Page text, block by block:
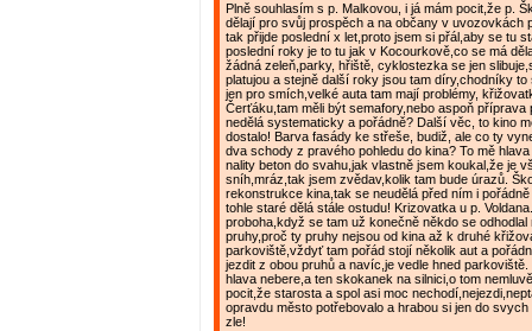
Plně souhlasím s p. Malkovou, i já mám pocit,že p.
dělají pro svůj prospěch a na občany v uvozovkách
tak přijde poslední x let,proto jsem si přál,aby se tu
poslední roky je to tu jak v Kocourkově,co se má
žádná zeleň,parky, hřiště, cyklostezka se jen
platujou a stejně další roky jsou tam díry,chodníky to
jen pro smích,velké auta tam mají problémy,
Čerťáku,tam měli být semafory,nebo aspoň příprava
nedělá systematicky a pořádně? Další věc, to kino
dostalo! Barva fasády ke střeše, budiž, ale co ty
dva schody z pravého pohledu do kina? To mě
nality beton do svahu,jak vlastně jsem koukal,že je
sníh,mráz,tak jsem zvědav,kolik tam bude úrazů.
rekonstrukce kina,tak se neudělá před ním i
tohle staré dělá stále ostudu! Krizovatka u p.
proboha,když se tam už konečně někdo se odhodlal
pruhy,proč ty pruhy nejsou od kina až k druhé
parkoviště,vždyť tam pořád stojí několik aut a
jezdit z obou pruhů a navíc,je vedle hned parkoviště.
hlava nebere,a ten skokanek na silnici,o tom
pocit,že starosta a spol asi moc
opravdu město potřebovalo a hrabou si jen do svych
zle!